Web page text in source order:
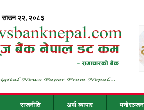
राजनीति अर्थ ब्यापार मनोरञ्जन